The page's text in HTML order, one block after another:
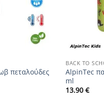
πεταλούδες
+
BACK TO
AlpinTec
ml
13.90€